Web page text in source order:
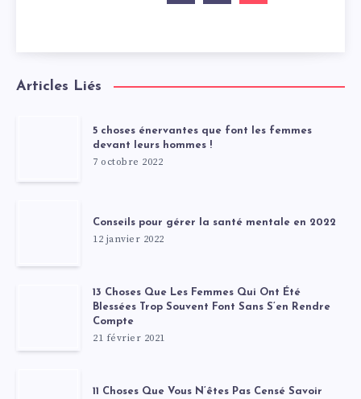
Articles Liés
5 choses énervantes que font les femmes
devant leurs hommes !
7 octobre 2022
Conseils pour gérer la santé mentale en 2022
12 janvier 2022
13 Choses Que Les Femmes Qui Ont Été
Blessées Trop Souvent Font Sans S’en Rendre
Compte
21 février 2021
11 Choses Que Vous N’êtes Pas Censé Savoir